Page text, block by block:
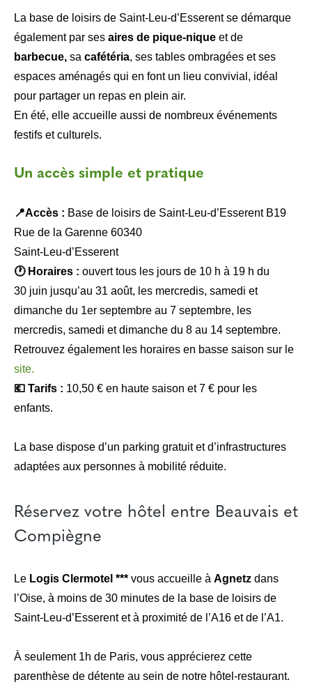
La base de loisirs de Saint-Leu-d’Esserent se démarque
également par ses aires de pique-nique et de
barbecue, sa cafétéria, ses tables ombragées et ses
espaces aménagés qui en font un lieu convivial, idéal
pour partager un repas en plein air.
En été, elle accueille aussi de nombreux événements
festifs et culturels.
Un accès simple et pratique
📍Accès : Base de loisirs de Saint-Leu-d’Esserent B19
Rue de la Garenne 60340
Saint-Leu-d’Esserent
🕐 Horaires : ouvert tous les jours de 10 h à 19 h du
30 juin jusqu’au 31 août, les mercredis, samedi et
dimanche du 1er septembre au 7 septembre, les
mercredis, samedi et dimanche du 8 au 14 septembre.
Retrouvez également les horaires en basse saison sur le
site.
💶 Tarifs : 10,50 € en haute saison et 7 € pour les
enfants.
La base dispose d’un parking gratuit et d’infrastructures
adaptées aux personnes à mobilité réduite.
Réservez votre hôtel entre Beauvais et
Compiègne
Le Logis Clermotel *** vous accueille à Agnetz dans
l’Oise, à moins de 30 minutes de la base de loisirs de
Saint-Leu-d’Esserent et à proximité de l’A16 et de l’A1.
À seulement 1h de Paris, vous apprécierez cette
parenthèse de détente au sein de notre hôtel-restaurant.